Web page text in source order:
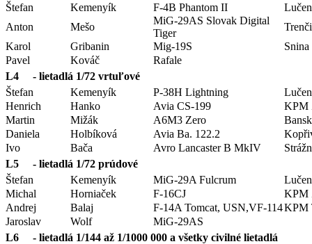
Štefan
Kemenyík F-4B Phantom II
Anton
Mešo
MiG-29AS Slovak Digital
Tiger
Karol
Gribanin Mig-19S
Snina
Pavel
Kováč
Rafale
L4 - lietadlá 1/72 vrtuľové
Štefan
Kemenyík P-38H Lightning
Henrich
Hanko Avia CS-199
KPM
Martin
Mižák A6M3 Zero
Daniela
Holbíková Avia Ba. 122.2
Ivo
Bača Avro Lancaster B MkIV
L5 - lietadlá 1/72 prúdové
Štefan
Kemenyík MiG-29A Fulcrum
Michal
Horniaček F-16CJ
KPM
Andrej
Balaj F-14A Tomcat, USN,VF-114KPM
Jaroslav
Wolf
MiG-29AS
L6 - lietadlá 1/144 až 1/1000 000 a všetky civilné lietadlá